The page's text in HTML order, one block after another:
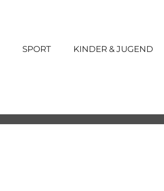
SPORT KINDER & JUGEND